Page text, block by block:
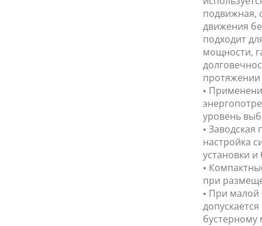
подвижная,
движения
подходит
мощности,
протяжении
•
уровень
•
настройка
установки
•
при
• При малой
бустерному